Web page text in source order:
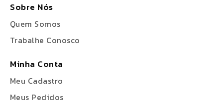
Sobre Nós
Quem Somos
Trabalhe Conosco
Minha Conta
Meu Cadastro
Meus Pedidos